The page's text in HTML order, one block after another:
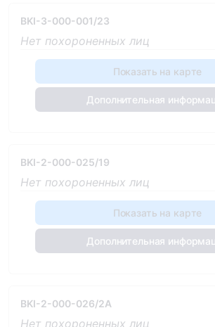
BKI-3-000-001/23
Нет похороненных лиц
Показать на карте
Дополнительная
BKI-2-000-025/19
Нет похороненных лиц
Показать на карте
Дополнительная
BKI-2-000-026/2A
Нет похороненных лиц